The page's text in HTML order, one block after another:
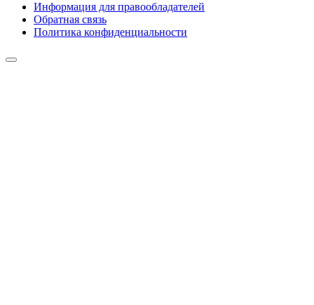
Информация для правообладателей
Обратная связь
Политика конфиденциальности